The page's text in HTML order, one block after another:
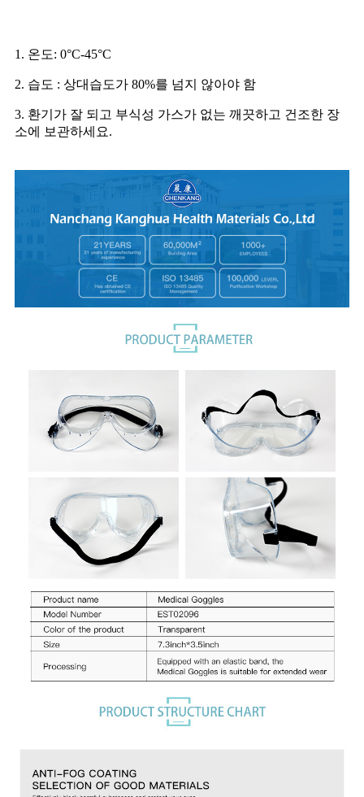
1. 온도: 0°C-45°C
2. 습도 : 상대습도가 80%를 넘지 않아야 함
3. 환기가 잘 되고 부식성 가스가 없는 깨끗하고 건조한 장
소에 보관하세요.